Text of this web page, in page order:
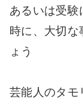
あるいは受験
時に、大切な
ょう
芸能人のタモ